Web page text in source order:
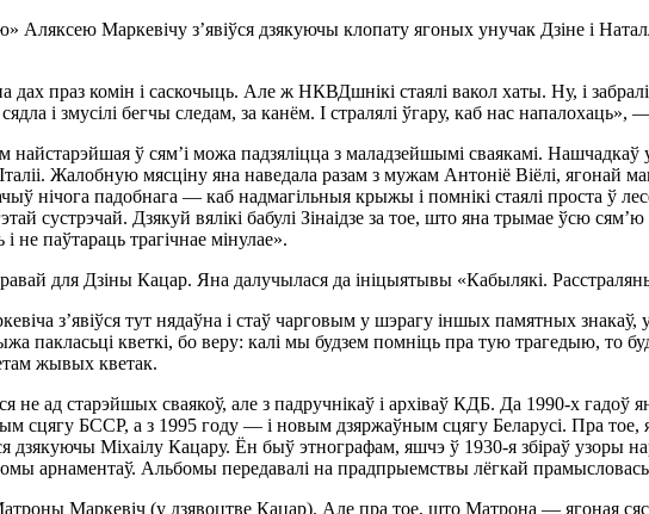
Аляксею Маркевічу з’явіўся дзякуючы клопату ягоных унучак Дзіне і
дах праз комін і саскочыць. Але ж НКВДшнікі стаялі вакол хаты. Ну, і
і змусілі бегчы следам, за канём. І стралялі ўгару, каб нас напалохаць», —
ў сям’і можа падзяліцца з маладзейшымі сваякамі. Нашчадкаў
Жалобную мясціну яна наведала разам з мужам Антоніё Віёлі, ягонай
нічога падобнага — каб надмагільныя крыжы і помнікі стаялі проста ў
сустрэчай. Дзякуй вялікі бабулі Зінаідзе за тое, што яна трымае ўсю сям’ю
не паўтараць трагічнае мінулае».
для Дзіны Кацар. Яна далучылася да ініцыятывы «Кабылякі.
з’явіўся тут нядаўна і стаў чарговым у шэрагу іншых памятных
пакласьці кветкі, бо веру: калі мы будзем помніць пра тую трагедыю, то
жывых кветак.
не ад старэйшых сваякоў, але з падручнікаў і архіваў КДБ. Да 1990-х
БССР, а з 1995 году — і новым дзяржаўным сцягу Беларусі. Пра тое,
дзякуючы Міхаілу Кацару. Ён быў этнографам, яшчэ ў 1930-я збіраў узоры
арнаментаў. Альбомы передавалі на прадпрыемствы лёгкай
Маркевіч (у дзявоцтве Кацар). Але пра тое, што Матрона — ягоная